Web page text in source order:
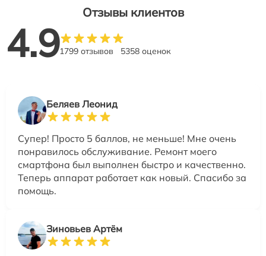
Отзывы клиентов
4.91799 отзывов 5358 оценок
Беляев Леонид
Супер! Просто 5 баллов, не меньше! Мне очень
понравилось обслуживание. Ремонт моего
смартфона был выполнен быстро и качественно.
Теперь аппарат работает как новый. Спасибо за
помощь.
Зиновьев Артём